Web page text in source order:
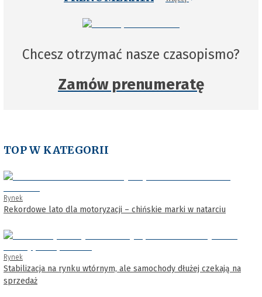
Chcesz otrzymać nasze czasopismo?
Zamów prenumeratę
TOP W KATEGORII
Rynek
Rekordowe lato dla motoryzacji – chińskie marki w natarciu
Rynek
Stabilizacja na rynku wtórnym, ale samochody dłużej czekają na
sprzedaż